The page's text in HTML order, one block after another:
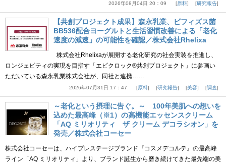
2026年08月04日 20：09 原料 研究報告
【共創プロジェクト成果】森永乳業、ビフィズス菌
BB536配合ヨーグルトと生活習慣改善による「老化
速度の減速」の可能性を確認／株式会社Rhelixa
株式会社Rhelixaが展開する老化研究の社会実装を推進し、
ロンジェビティの実現を目指す「エピクロック®共創プロジェクト」に参画い
ただいている森永乳業株式会社が、同社と連携……
2026年07月31日 17：47 原料 研究報告 美容 調査
～老化という摂理に告ぐ。～ 100年美肌への想いを
込めた最高峰（※1）の高機能エッセンスクリーム
「AQ ミリオリティ ザ クリーム デコラシオン」を
発売／株式会社コーセー
株式会社コーセーは、ハイプレステージブランド『コスメデコルテ』の最高峰
ライン「AQ ミリオリティ」より、ブランド誕生から磨き続けてきた最先端の美